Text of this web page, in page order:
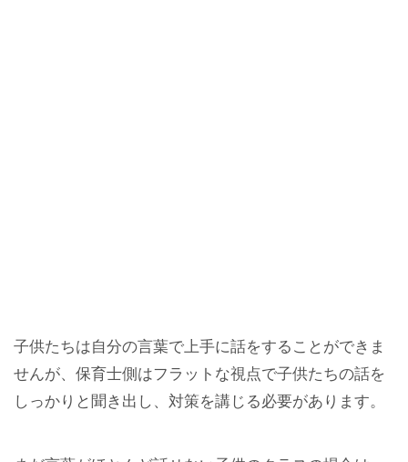
子供たちは自分の言葉で上手に話をすることができま
せんが、保育士側はフラットな視点で子供たちの話を
しっかりと聞き出し、対策を講じる必要があります。